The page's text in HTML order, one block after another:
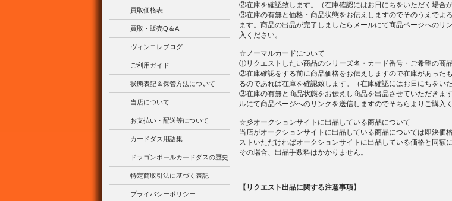
買取価格表
買取・販売Q＆A
ヴィンコレブログ
ご利用ガイド
状態表記＆保管方法について
当店について
お支払い・配送等について
カードダス用語集
ドラゴンボールカードダスの歴史
特定商取引法に基づく表記
プライバシーポリシー
②在庫を確認致します。（在庫確認にはお日にちをいただく場合が
③在庫の有無と価格・商品状態をお伝えしますのでそのうえでよ
ます。商品の出品が完了しましたらメールにて商品ページへのリ
入ください。
☆ノーマルカードについて
①リクエストしたい商品のシリーズ名・カード番号・ご希望の商
②在庫確認をする前に商品価格をお伝えしますので在庫があった
るのであれば在庫を確認致します。（在庫確認にはお日にちをい
③在庫の有無と商品状態をお伝えし商品を出品させていただきま
ルにて商品ページへのリンクを送信しますのでそちらよりご購入く
☆彡オークションサイトに出品している商品について
当店がオークションサイトに出品している商品については即決価
ストいただければオークションサイトに出品している価格と同額
その場合、出品手数料はかかりません。
【リクエスト出品に関する注意事項】